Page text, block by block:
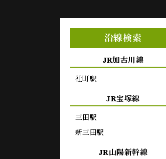
沿線検索
JR加古川線
社町駅
JR宝塚線
三田駅
新三田駅
JR山陽新幹線